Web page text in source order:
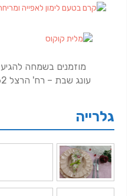
מוזמנים בשמחה להגיע
עונג שבת – רח' הרצל 62 – כיכר היונים – אופקים.
גלרייה